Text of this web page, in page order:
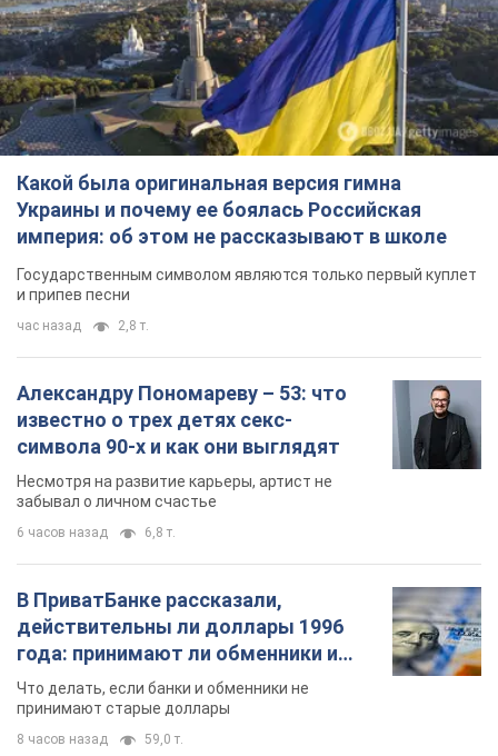
Какой была оригинальная версия гимна
Украины и почему ее боялась Российская
империя: об этом не рассказывают в школе
Государственным символом являются только первый куплет
и припев песни
час назад 2,8 т.
Александру Пономареву – 53: что
известно о трех детях секс-
символа 90-х и как они выглядят
Несмотря на развитие карьеры, артист не
забывал о личном счастье
6 часов назад 6,8 т.
В ПриватБанке рассказали,
действительны ли доллары 1996
года: принимают ли обменники и
банки такие купюры
Что делать, если банки и обменники не
принимают старые доллары
8 часов назад 59,0 т.